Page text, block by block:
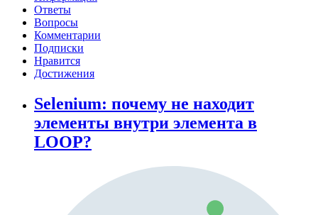
Ответы
Вопросы
Комментарии
Подписки
Нравится
Достижения
Selenium: почему не находит
элементы внутри элемента в
LOOP?